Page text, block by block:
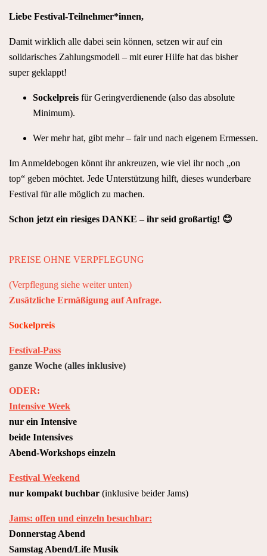
Liebe Festival-Teilnehmer*innen,
Damit wirklich alle dabei sein können, setzen wir auf ein
solidarisches Zahlungsmodell – mit eurer Hilfe hat das bisher
super geklappt!
Sockelpreis für Geringverdienende (also das absolute
Minimum).
Wer mehr hat, gibt mehr – fair und nach eigenem Ermessen.
Im Anmeldebogen könnt ihr ankreuzen, wie viel ihr noch „on
top“ geben möchtet. Jede Unterstützung hilft, dieses wunderbare
Festival für alle möglich zu machen.
Schon jetzt ein riesiges DANKE – ihr seid großartig! 😊
PREISE OHNE VERPFLEGUNG
(Verpflegung siehe weiter unten)
Zusätzliche Ermäßigung auf Anfrage.
Sockelpreis
Festival-Pass
ganze Woche (alles inklusive)
ODER:
Intensive Week
nur ein Intensive
beide Intensives
Abend-Workshops einzeln
Festival Weekend
nur kompakt buchbar (inklusive beider Jams)
Jams: offen und einzeln besuchbar:
Donnerstag Abend
Samstag Abend/Life Musik